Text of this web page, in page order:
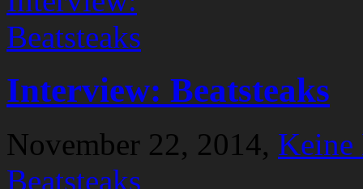
Interview: Beatsteaks
November 22, 2014, Keine
Beatsteaks